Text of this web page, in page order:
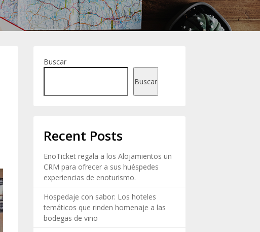
Buscar
Buscar
Recent Posts
EnoTicket regala a los Alojamientos un
CRM para ofrecer a sus huéspedes
experiencias de enoturismo.
Hospedaje con sabor: Los hoteles
temáticos que rinden homenaje a las
bodegas de vino